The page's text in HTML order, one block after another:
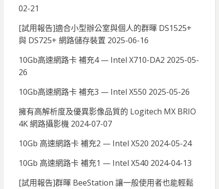
02-21
[試用報告]適合小型辦公室與個人的群暉 DS1525+
與 DS725+ 網路儲存裝置 2025-06-16
10Gb高速網路卡 補充4 — Intel X710-DA2 2025-05-
26
10Gb高速網路卡 補充3 — Intel X550 2025-05-26
擁有高解析度及優異影像品質的 Logitech MX BRIO
4K 網路攝影機 2024-07-07
10Gb 高速網路卡 補充2 — Intel X520 2024-05-24
10Gb 高速網路卡 補充1 — Intel X540 2024-04-13
[試用報告]群暉 BeeStation 讓一般使用者也能輕鬆